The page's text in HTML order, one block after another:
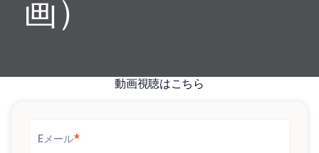
画）
動画視聴はこちら
Eメール*